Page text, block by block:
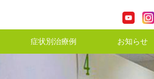
症状別治療例 お知らせ